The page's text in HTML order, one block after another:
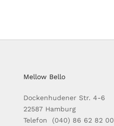
Mellow Bello
Dockenhudener Str. 4-6
22587 Hamburg
Telefon (040) 86 62 82 00